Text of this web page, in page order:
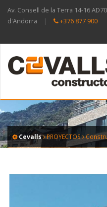
Av. Consell de la Terra 14-16
d'Andorra
|
+376 877 900
Cevalls PROYECTOS